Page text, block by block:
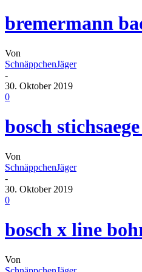
bremermann
Von
SchnäppchenJäger
-
30. Oktober 2019
0
bosch
Von
SchnäppchenJäger
-
30. Oktober 2019
0
bosch x line
Von